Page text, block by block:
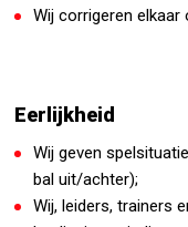
Wij corrigeren elkaar
Eerlijkheid
Wij geven
bal uit/achter);
Wij, leiders, trainers